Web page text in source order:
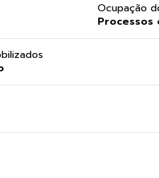
Ocupação
Processos